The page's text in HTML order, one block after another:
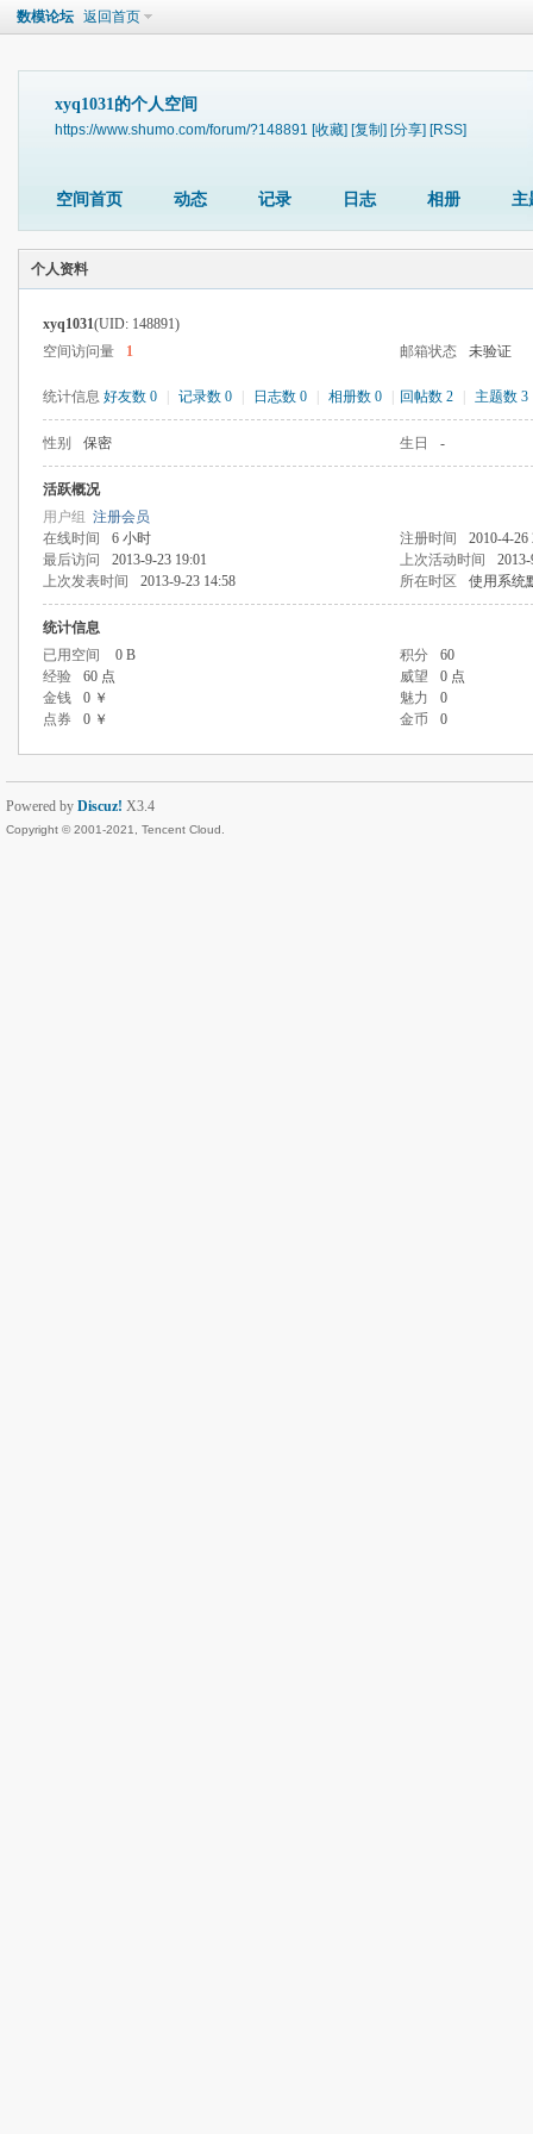
数模论坛 返回首页
xyq1031的个人空间
https://www.shumo.com/forum/?148891 [收藏] [复制] [分享] [RSS]
空间首页 动态 记录 日志 相册 主
个人资料
xyq1031(UID: 148891)
空间访问量
1 邮箱状态 未验证
统计信息 好友数 0 记录数 0 日志数 0 相册数 0 回帖数 2 主题数 3
性别 保密 生日 -
活跃概况
用户组 注册会员
在线时间
6 小时 注册时间
2010-4-26
最后访问
2013-9-23 19:01 上次活动时间
上次发表时间
2013-9-23 14:58 所在时区 使用系统
统计信息
已用空间
0 B 积分
60
经验
60 点 威望
0 点
金钱
0 ￥ 魅力
0
点券
0 ￥ 金币 0
Powered by Discuz! X3.4
Copyright © 2001-2021, Tencent Cloud.